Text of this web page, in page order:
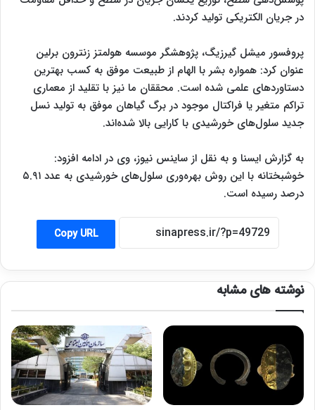
در جریان الکتریکی تولید کردند.
پروفسور میشل گیرزیگ، پژوهشگر موسسه هولمتز زنترون برلین
عنوان کرد: همواره بشر با الهام از طبیعت موفق به کسب بهترین
دستاوردهای علمی شده است. محققان ما نیز با تقلید از معماری
تراکم متغیر یا فراکتال موجود در برگ گیاهان موفق به تولید نسل
جدید سلول‌های خورشیدی با کارایی بالا شده‌اند.
به گزارش ایسنا و به نقل از ساینس نیوز، وی در ادامه افزود:
خوشبختانه با این روش بهره‌وری سلول‌های خورشیدی به عدد ۵.۹۱
درصد رسیده است.
Copy URL
نوشته های مشابه